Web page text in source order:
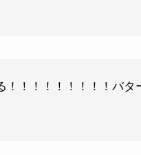
！！！！！！！！バタ